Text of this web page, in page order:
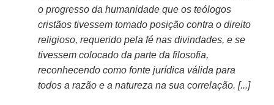
o progresso da humanidade que os teólogos
cristãos tivessem tomado posição contra o direito
religioso, requerido pela fé nas divindades, e se
tivessem colocado da parte da filosofia,
reconhecendo como fonte jurídica válida para
todos a razão e a natureza na sua correlação. [...]